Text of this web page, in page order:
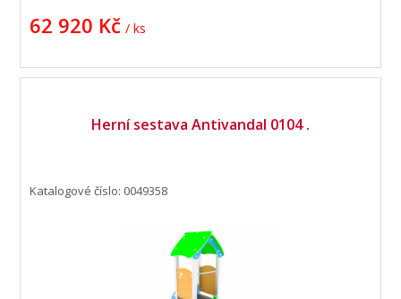
62 920 Kč / ks
Herní sestava Antivandal 0104 .
Katalogové číslo: 0049358